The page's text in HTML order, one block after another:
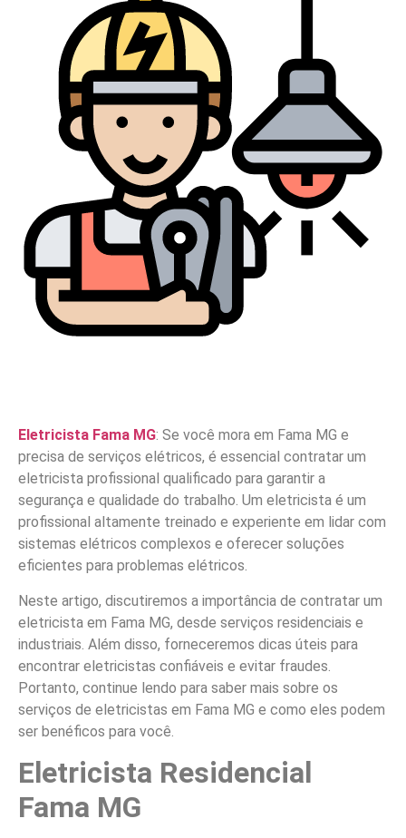
Eletricista Fama MG: Se você mora em Fama MG e
precisa de serviços elétricos, é essencial contratar um
eletricista profissional qualificado para garantir a
segurança e qualidade do trabalho. Um eletricista é um
profissional altamente treinado e experiente em lidar com
sistemas elétricos complexos e oferecer soluções
eficientes para problemas elétricos.
Neste artigo, discutiremos a importância de contratar um
eletricista em Fama MG, desde serviços residenciais e
industriais. Além disso, forneceremos dicas úteis para
encontrar eletricistas confiáveis e evitar fraudes.
Portanto, continue lendo para saber mais sobre os
serviços de eletricistas em Fama MG e como eles podem
ser benéficos para você.
Eletricista Residencial
Fama MG